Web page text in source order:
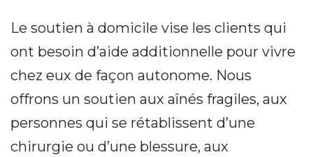
Le soutien à domicile vise les clients qui
ont besoin d’aide additionnelle pour vivre
chez eux de façon autonome. Nous
offrons un soutien aux aînés fragiles, aux
personnes qui se rétablissent d’une
chirurgie ou d’une blessure, aux